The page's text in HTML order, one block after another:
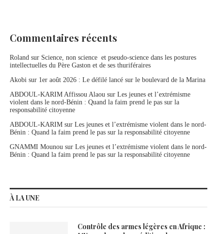
Commentaires récents
Roland sur Science, non science et pseudo-science dans les postures
intellectuelles du Père Gaston et de ses thuriféraires
Akobi sur 1er août 2026 : Le défilé lancé sur le boulevard de la Marina
ABDOUL-KARIM Affissou Alaou sur Les jeunes et l’extrémisme
violent dans le nord-Bénin : Quand la faim prend le pas sur la
responsabilité citoyenne
ABDOUL-KARIM sur Les jeunes et l’extrémisme violent dans le nord-
Bénin : Quand la faim prend le pas sur la responsabilité citoyenne
GNAMMI Mounou sur Les jeunes et l’extrémisme violent dans le nord-
Bénin : Quand la faim prend le pas sur la responsabilité citoyenne
À LA UNE
Contrôle des armes légères en Afrique :